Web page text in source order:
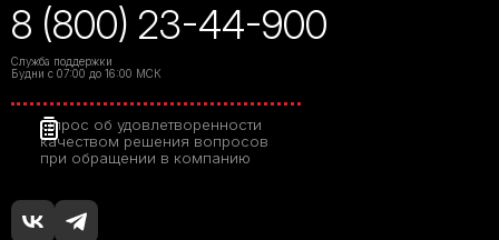
8 (800) 23-44-900
Служба поддержки
Будни с 07:00 до 16:00 МСК
Опрос об удовлетворенности
качеством решения вопросов
при обращении в компанию